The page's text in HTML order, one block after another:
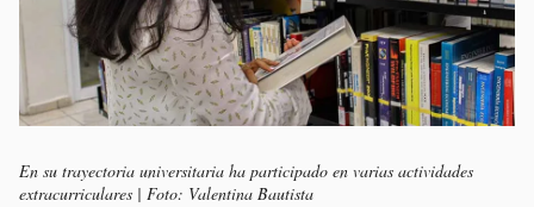
En su trayectoria universitaria ha participado en varias actividades
extracurriculares | Foto: Valentina Bautista